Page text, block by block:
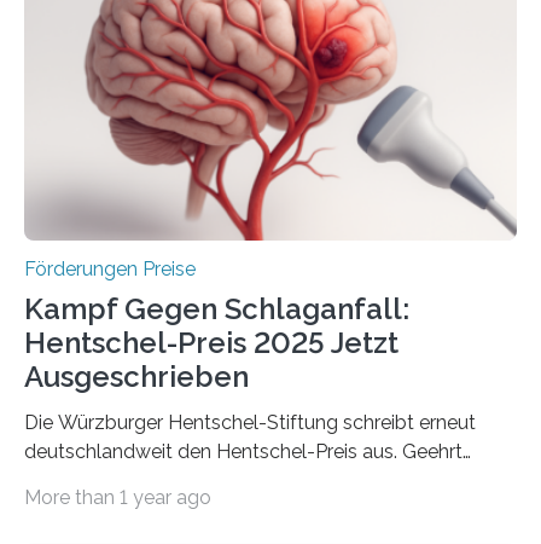
Gemeinschaftsforschung (IGF), Zentrales
Innovationsprogramm Mittelstand (ZIM) und
Innovationskompetenz INNO-KOM. Auf dem
Innovationstag Mittelstand 2025 am 5. Juni 2025 in
Berlin überbrachte das Bundesministerium für
Wirtschaft und Energie eine gute Nachricht:
Überplanmäßige Verpflichtungsermächtigungen in
Förderungen Preise
Kampf Gegen Schlaganfall:
Hentschel-Preis 2025 Jetzt
Ausgeschrieben
Die Würzburger Hentschel-Stiftung schreibt erneut
deutschlandweit den Hentschel-Preis aus. Geehrt
hochrangige wissenschaftliche Publikation zum Thema
More than 1 year ago